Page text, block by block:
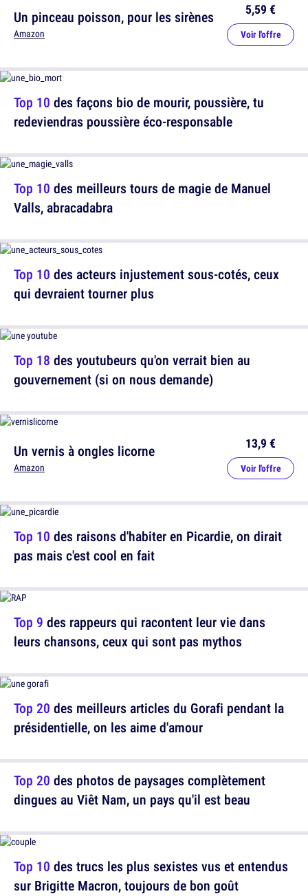
Un pinceau poisson, pour les sirènes
Amazon
5,59 €
Voir l'offre
Top 10 des meilleurs tours de magie de Manuel
Valls, abracadabra
Top 18 des youtubeurs qu'on verrait bien au
gouvernement (si on nous demande)
Top 10 des raisons d'habiter en Picardie, on dirait
pas mais c'est cool en fait
Top 20 des meilleurs articles du Gorafi pendant la
présidentielle, on les aime d'amour
Top 10 des trucs les plus sexistes vus et entendus
sur Brigitte Macron, toujours de bon goût
Top 10 des façons bio de mourir, poussière, tu
redeviendras poussière éco-responsable
Top 10 des acteurs injustement sous-cotés, ceux
qui devraient tourner plus
Un vernis à ongles licorne
Amazon
13,9 €
Voir l'offre
Top 9 des rappeurs qui racontent leur vie dans
leurs chansons, ceux qui sont pas mythos
Top 20 des photos de paysages complètement
dingues au Viêt Nam, un pays qu'il est beau